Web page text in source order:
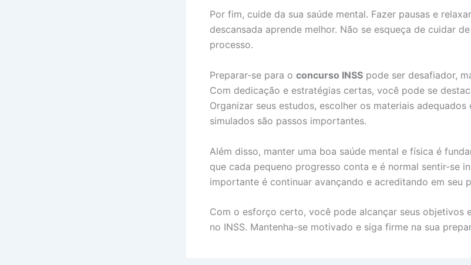
Por fim, cuide da sua saúde mental. Fazer pausas e
descansada aprende melhor. Não se esqueça de cuidar
processo.
Preparar-se para o concurso INSS pode ser desafiador,
Com dedicação e estratégias certas, você pode se
Organizar seus estudos, escolher os materiais
simulados são passos importantes.
Além disso, manter uma boa saúde mental e física é
que cada pequeno progresso conta e é normal sentir-se
importante é continuar avançando e acreditando em seu
Com o esforço certo, você pode alcançar seus objetivos
no INSS. Mantenha-se motivado e siga firme na sua